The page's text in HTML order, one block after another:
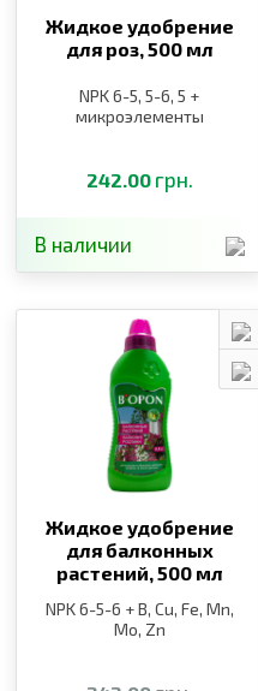
Жидкое удобрение
для роз,500 мл
NPK 6-5, 5-6, 5 +
микроэлементы
242.00 грн.
В наличии
Жидкое удобрение
для балконных
растений,500 мл
NPK 6-5-6 + B, Cu, Fe, Mn,
Mo, Zn